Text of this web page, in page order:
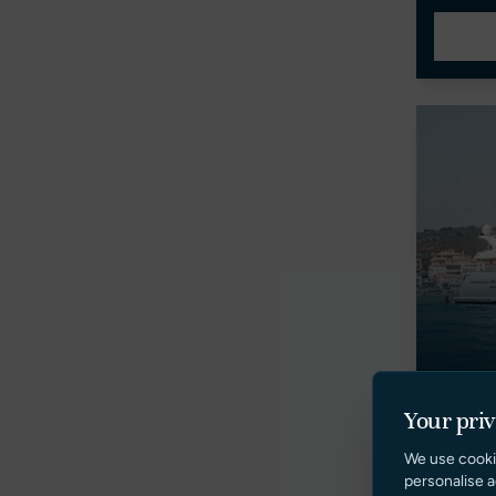
Your
We use
personalise